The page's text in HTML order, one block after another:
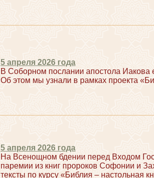
5 апреля 2026 года
В Соборном послании апостола Иакова
Об этом мы узнали в рамках проекта
5 апреля 2026 года
На Всенощном бдении перед Входом
паремии из книг пророков Софонии и
тексты по курсу «Библия – настольная